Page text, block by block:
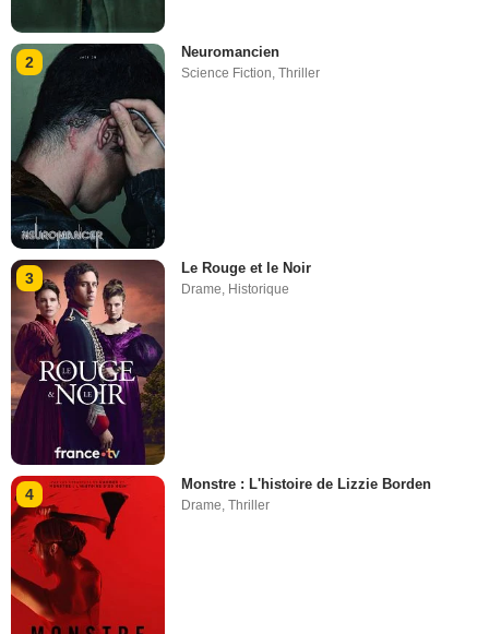
2
Neuromancien
Science Fiction,Thriller
3
Le Rouge et le Noir
Drame, Historique
4
Monstre : L'histoire de Lizzie Borden
Drame,Thriller